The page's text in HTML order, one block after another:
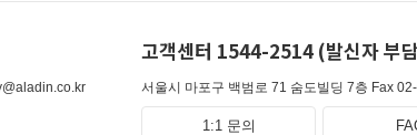
고객센터 1544-2514 (발신자 부
서울시 마포구 백범로 71 숨도빌딩 7층 Fax
1:1 문의